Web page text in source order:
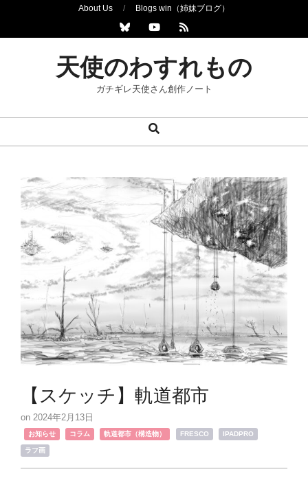
About Us Blogs win（姉妹ブログ）
天使のわすれもの
ガチギレ天使さん創作ノート
Navigation
Search
【スケッチ】軌道都市
2024年2月13日
お知らせ コラム 軌道都市（構造物） FRESCO IPADPRO
ラフ画